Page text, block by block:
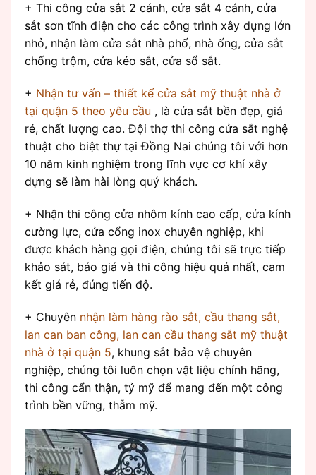
+ Thi công cửa sắt 2 cánh, cửa sắt 4 cánh, cửa
sắt sơn tĩnh điện cho các công trình xây dựng lớn
nhỏ, nhận làm cửa sắt nhà phố, nhà ống, cửa sắt
chống trộm, cửa kéo sắt, cửa sổ sắt.
+ Nhận tư vấn – thiết kế cửa sắt mỹ thuật nhà ở
tại quận 5 theo yêu cầu , là cửa sắt bền đẹp, giá
rẻ, chất lượng cao. Đội thợ thi công cửa sắt nghệ
thuật cho biệt thự tại Đồng Nai chúng tôi với hơn
10 năm kinh nghiệm trong lĩnh vực cơ khí xây
dựng sẽ làm hài lòng quý khách.
+ Nhận thi công cửa nhôm kính cao cấp, cửa kính
cường lực, cửa cổng inox chuyên nghiệp, khi
được khách hàng gọi điện, chúng tôi sẽ trực tiếp
khảo sát, báo giá và thi công hiệu quả nhất, cam
kết giá rẻ, đúng tiến độ.
+ Chuyên nhận làm hàng rào sắt, cầu thang sắt,
lan can ban công, lan can cầu thang sắt mỹ thuật
nhà ở tại quận 5, khung sắt bảo vệ chuyên
nghiệp, chúng tôi luôn chọn vật liệu chính hãng,
thi công cẩn thận, tỷ mỹ để mang đến một công
trình bền vững, thẫm mỹ.